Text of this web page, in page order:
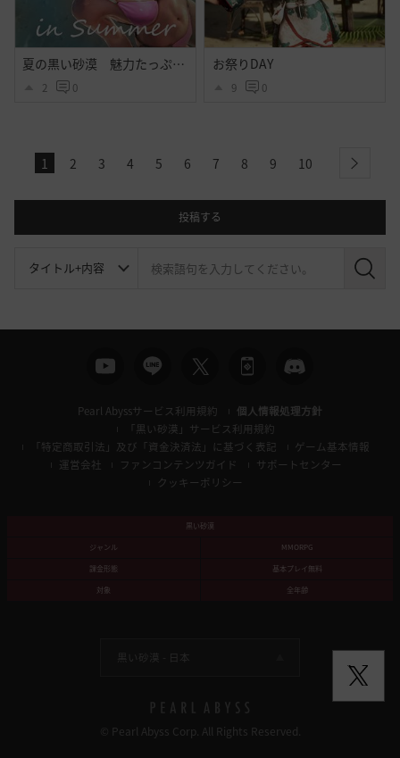
夏の黒い砂漠 魅力たっぷりシトラス衣装のｓｓ その２
2 0
お祭りDAY
9 0
1 2 3 4 5 6 7 8 9 10 next
投稿する
検
Pearl Abyssサービス利用規約
個人情報処理方針
「黒い砂漠」サービス利用規約
「特定商取引法」及び「資金決済法」に基づく表記
ゲーム基本情報
運営会社
ファンコンテンツガイド
サポートセンター
クッキーポリシー
黒い砂漠
ジャンル
MMORPG
課金形態
基本プレイ無料
対象
全年齢
黒い砂漠 - 日本
© Pearl Abyss Corp. All Rights Reserved.